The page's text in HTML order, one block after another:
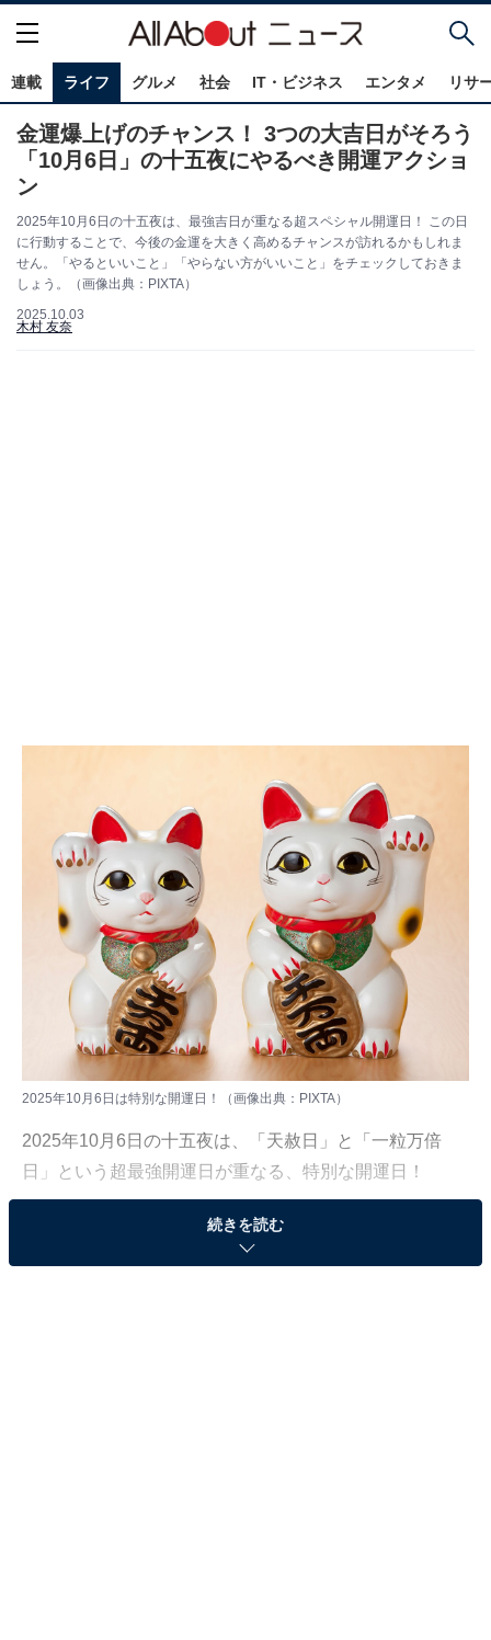
連載 ライフ グルメ 社会 IT・ビジネス エンタメ リサ
金運爆上げのチャンス！ 3つの大吉日がそろう
「10月6日」の十五夜にやるべき開運アクショ
ン
2025年10月6日の十五夜は、最強吉日が重なる超スペシャル開運日！ この日
に行動することで、今後の金運を大きく高めるチャンスが訪れるかもしれま
せん。「やるといいこと」「やらない方がいいこと」をチェックしておきま
しょう。（画像出典：PIXTA）
2025.10.03
木村 友奈
2025年10月6日は特別な開運日！（画像出典：PIXTA）
2025年10月6日の十五夜は、「天赦日」と「一粒万倍
日」という超最強開運日が重なる、特別な開運日！
年に数回しかない大吉日である天赦日と、万倍もの豊か
さをもたらす一粒万倍日に加え、豊かさのエネルギーが
続きを読む